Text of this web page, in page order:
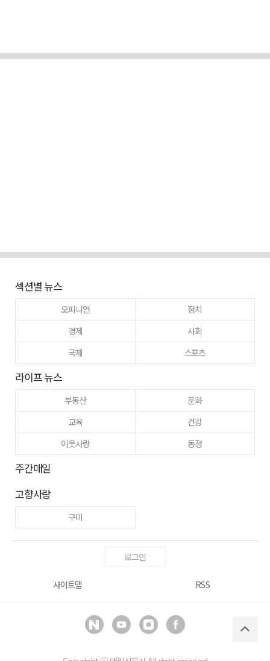
섹션별 뉴스
오피니언
정치
경제
사회
국제
스포츠
라이프 뉴스
부동산
문화
교육
건강
이웃사랑
동정
주간매일
고향사랑
구미
로그인
사이트맵 RSS